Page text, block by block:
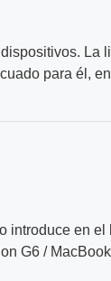
La
para él,
introduce en el
G6 /